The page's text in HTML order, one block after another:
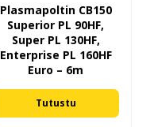
Plasmapoltin CB150
Superior PL 90HF,
Super PL 130HF,
Enterprise PL 160HF
Euro – 6m
Tutustu